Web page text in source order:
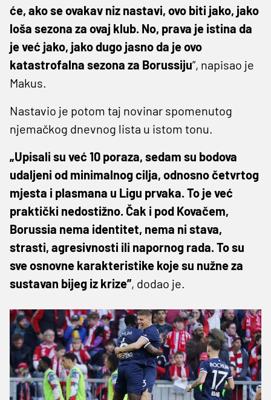
će, ako se ovakav niz nastavi, ovo biti jako, jako
loša sezona za ovaj klub. No, prava je istina da
je već jako, jako dugo jasno da je ovo
katastrofalna sezona za Borussiju”, napisao je
Makus.
Nastavio je potom taj novinar spomenutog
njemačkog dnevnog lista u istom tonu.
„Upisali su već 10 poraza, sedam su bodova
udaljeni od minimalnog cilja, odnosno četvrtog
mjesta i plasmana u Ligu prvaka. To je već
praktički nedostižno. Čak i pod Kovačem,
Borussia nema identitet, nema ni stava,
strasti, agresivnosti ili napornog rada. To su
sve osnovne karakteristike koje su nužne za
sustavan bijeg iz krize”, dodao je.